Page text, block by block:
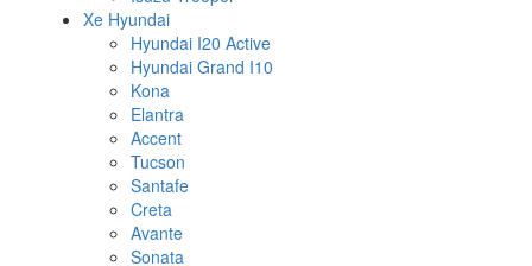
Xe Hyundai
Hyundai I20 Active
Hyundai Grand I10
Kona
Elantra
Accent
Tucson
Santafe
Creta
Avante
Sonata